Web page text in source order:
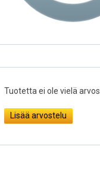
Tuotetta ei ole vielä
Lisää arvostelu